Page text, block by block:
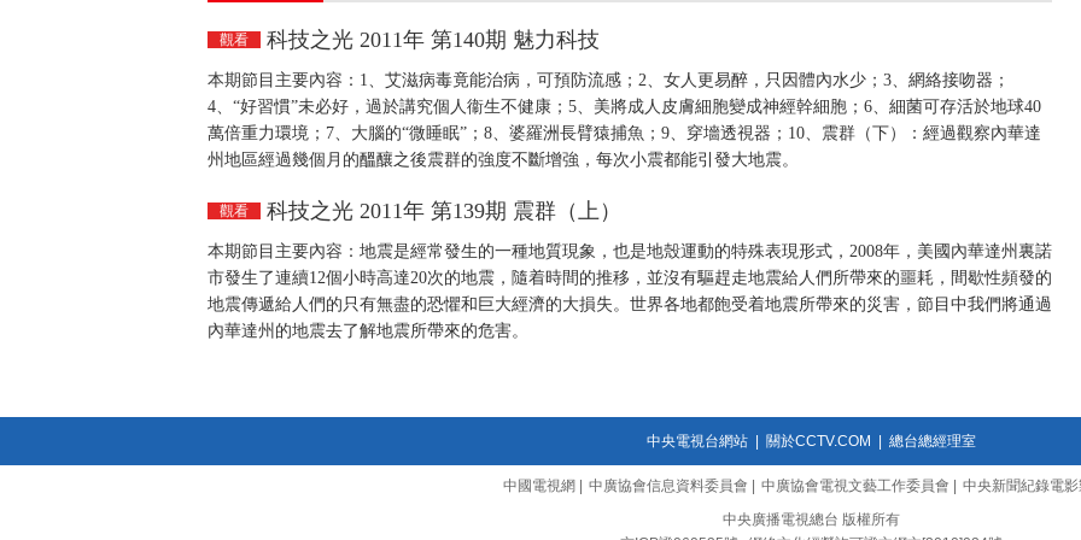
觀看 科技之光 2011年 第140期 魅力科技
本期節目主要內容：1、艾滋病毒竟能治病，可預防流感；2、女人更易醉，只因體內水少；3、網絡接吻器；
4、“好習慣”未必好，過於講究個人衞生不健康；5、美將成人皮膚細胞變成神經幹細胞；6、細菌可存活於地球40
萬倍重力環境；7、大腦的“微睡眠”；8、婆羅洲長臂猿捕魚；9、穿墻透視器；10、震群（下）：經過觀察內華達
州地區經過幾個月的醞釀之後震群的強度不斷增強，每次小震都能引發大地震。
觀看 科技之光 2011年 第139期 震群（上）
本期節目主要內容：地震是經常發生的一種地質現象，也是地殼運動的特殊表現形式，2008年，美國內華達州裏諾
市發生了連續12個小時高達20次的地震，隨着時間的推移，並沒有驅趕走地震給人們所帶來的噩耗，間歇性頻發的
地震傳遞給人們的只有無盡的恐懼和巨大經濟的大損失。世界各地都飽受着地震所帶來的災害，節目中我們將通過
內華達州的地震去了解地震所帶來的危害。
中央電視台網站| 關於CCTV.COM 總台總經理室
中國電視網 中廣協會信息資料委員會 中廣協會電視文藝工作委員會
中央新聞紀錄電
中央廣播電視總台 版權所有